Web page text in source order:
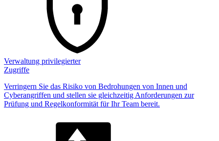
Verwaltung privilegierter
Zugriffe
Verringern Sie das Risiko von Bedrohungen von Innen und
Cyberangriffen und stellen sie gleichzeitig Anforderungen zur
Prüfung und Regelkonformität für Ihr Team bereit.